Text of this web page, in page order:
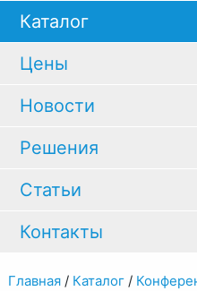
Каталог
Цены
Новости
Решения
Статьи
Контакты
Главная/ Каталог/